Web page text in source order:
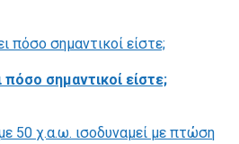
σημαντικοί είστε;